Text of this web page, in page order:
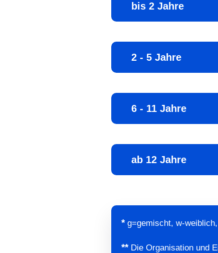
bis 2 Jahre
2 - 5 Jahre
6 - 11 Jahre
ab 12 Jahre
* g=gemischt, w-
**Die Organisation und